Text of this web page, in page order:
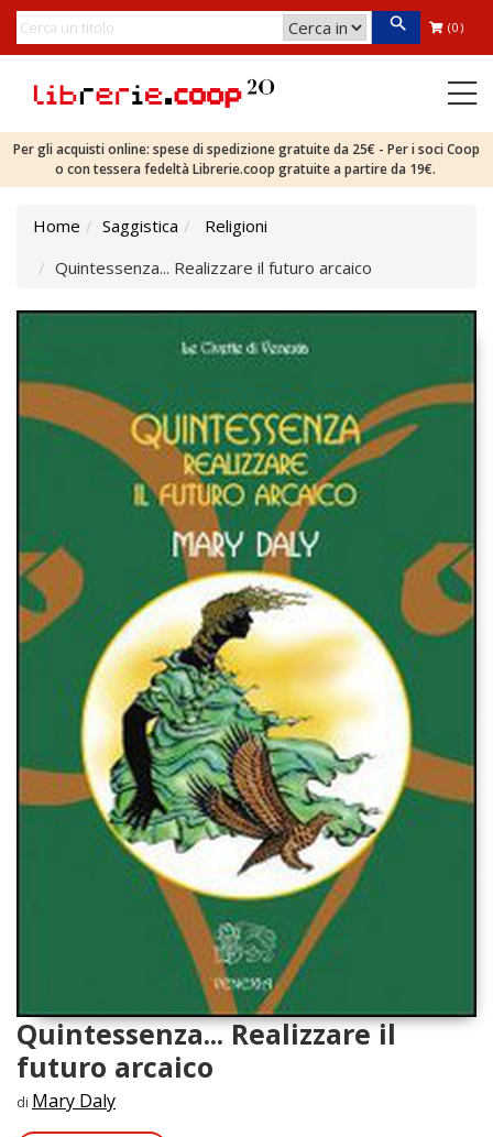
(0)
Per gli acquisti online: spese di spedizione gratuite da 25€ - Per i soci Coop
o con tessera fedeltà Librerie.coop gratuite a partire da 19€.
Home Saggistica
Religioni
Quintessenza... Realizzare il futuro arcaico
Quintessenza... Realizzare il
futuro arcaico
di Mary Daly